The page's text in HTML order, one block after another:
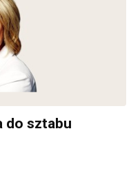
do sztabu